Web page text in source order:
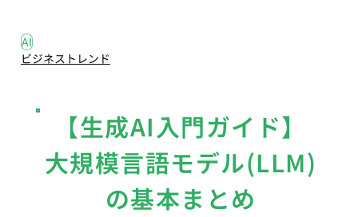
AI
ビジネストレンド
【生成AI入門ガイド】
大規模言語モデル(LLM)
の基本まとめ